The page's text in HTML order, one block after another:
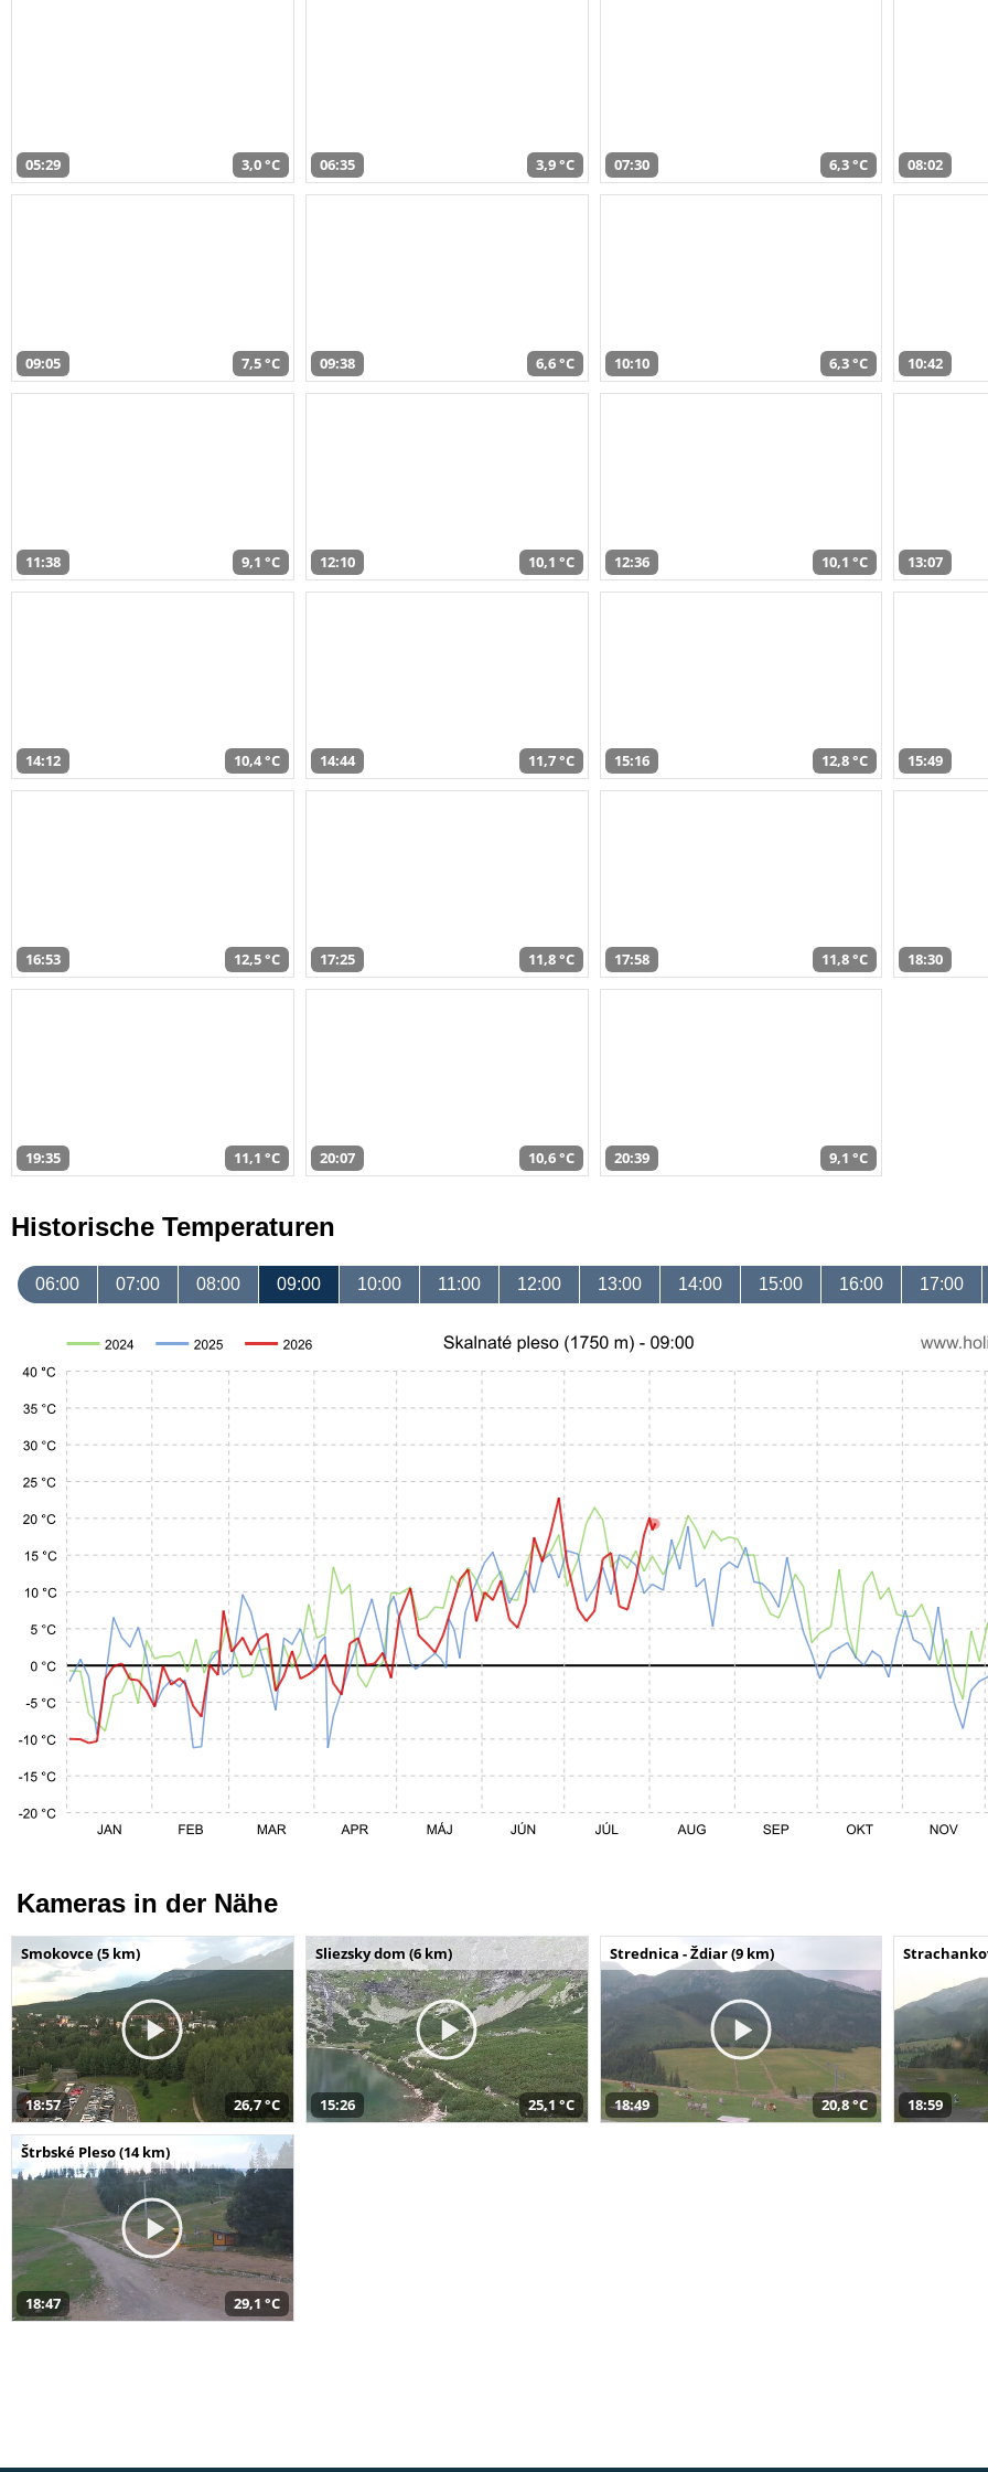
05:29 3,0 °C 06:35 3,9 °C 07:30 6,3 °C 08:02
09:05 7,5 °C 09:38 6,6 °C 10:10 6,3 °C 10:42
11:38 9,1 °C 12:10 10,1 °C 12:36 10,1 °C 13:07
14:12 10,4 °C 14:44 11,7 °C 15:16 12,8 °C 15:49
16:53 12,5 °C 17:25 11,8 °C 17:58 11,8 °C 18:30
19:35 11,1 °C 20:07 10,6 °C 20:39 9,1 °C
Historische Temperaturen
06:00 07:00 08:00 09:00 10:00 11:00 12:00 13:00 14:00 15:00 16:00 17:00
Kameras in der Nähe
Smokovce (5 km)
18:57 26,7 °C
Sliezsky dom (6 km)
15:26 25,1 °C
Strednica - Ždiar (9 km)
18:49 20,8 °C 18:59
Štrbské Pleso (14 km)
18:47 29,1 °C